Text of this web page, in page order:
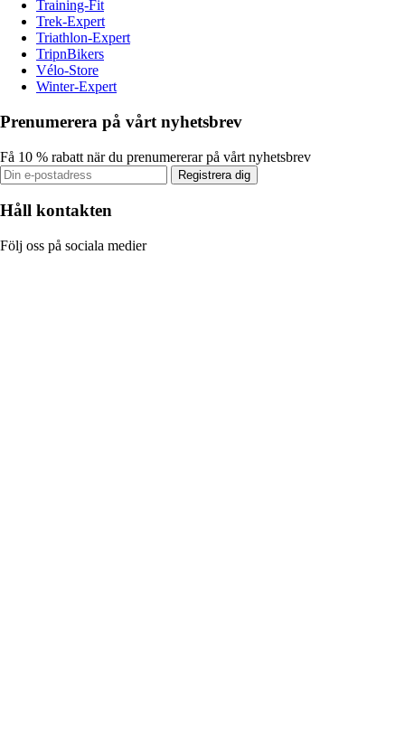
Training-Fit
Trek-Expert
Triathlon-Expert
TripnBikers
Vélo-Store
Winter-Expert
Prenumerera på vårt nyhetsbrev
Få 10 % rabatt när du prenumererar på vårt nyhetsbrev
Registrera dig
Håll kontakten
Följ oss på sociala medier